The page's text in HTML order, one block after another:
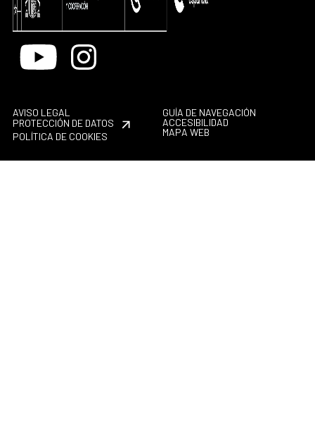
Youtube Instagram
AVISO LEGAL
PROTECCIÓN DE DATOS
POLÍTICA DE COOKIES
GUÍA DE NAVEGACIÓN
ACCESIBILIDAD
MAPA WEB